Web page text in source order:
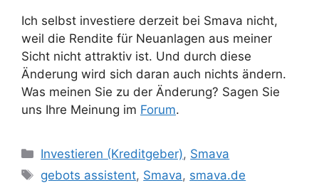
Ich selbst investiere derzeit bei Smava nicht,
weil die Rendite für Neuanlagen aus meiner
Sicht nicht attraktiv ist. Und durch diese
Änderung wird sich daran auch nichts ändern.
Was meinen Sie zu der Änderung? Sagen Sie
uns Ihre Meinung im Forum.
Kategorien
Investieren (Kreditgeber), Smava
Schlagwörter
gebots assistent, Smava, smava.de